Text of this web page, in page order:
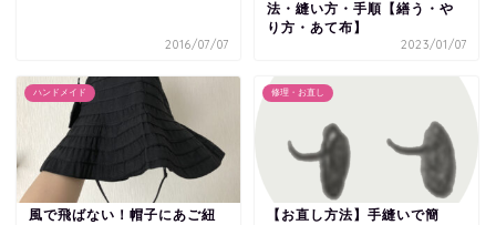
2016/07/07
法・縫い方・手順【繕う・や
り方・あて布】
2023/01/07
ハンドメイド
風で飛ばない！帽子にあご紐
修理・お直し
【お直し方法】手縫いで簡